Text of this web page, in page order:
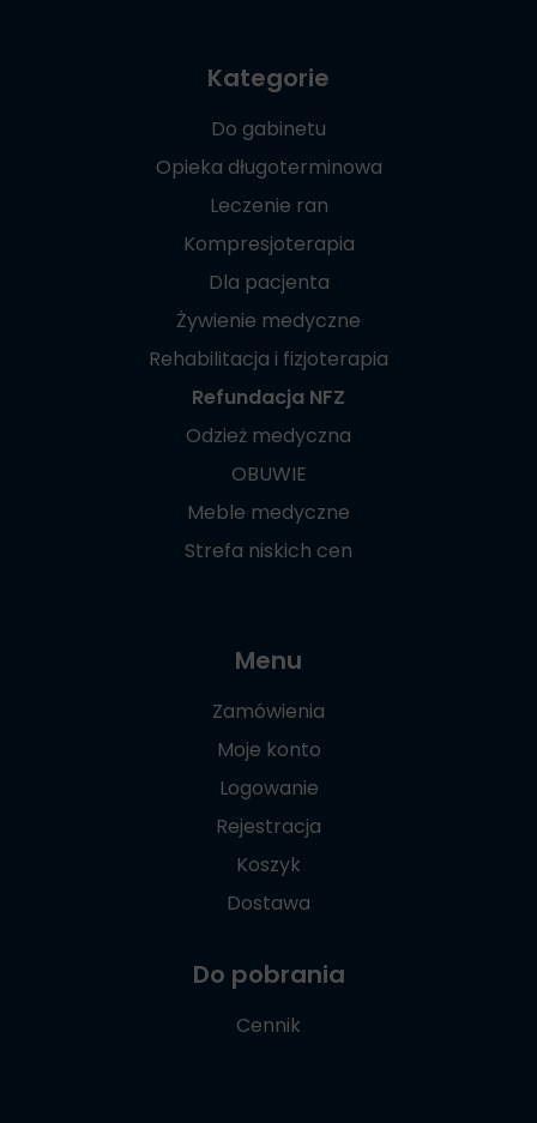
Kategorie
Do gabinetu
Opieka długoterminowa
Leczenie ran
Kompresjoterapia
Dla pacjenta
Żywienie medyczne
Rehabilitacja i fizjoterapia
Refundacja NFZ
Odzież medyczna
OBUWIE
Meble medyczne
Strefa niskich cen
Menu
Zamówienia
Moje konto
Logowanie
Rejestracja
Koszyk
Dostawa
Do pobrania
Cennik